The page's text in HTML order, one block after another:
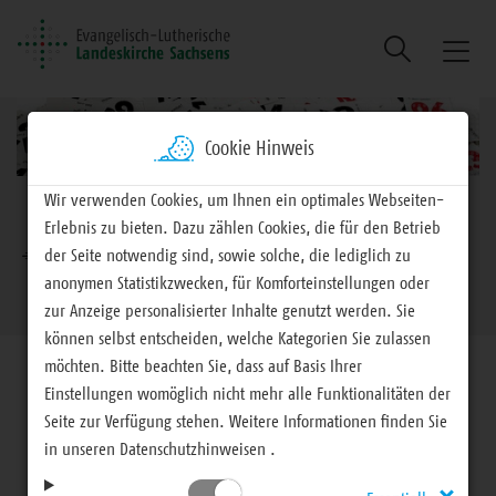
Suche
Brotkrumennavigation
EVLKS - engagiert Termine
Zielgruppen
Jugend
Zielgruppen
Cookie Hinweis
Wir verwenden Cookies, um Ihnen ein optimales Webseiten-
Erlebnis zu bieten. Dazu zählen Cookies, die für den Betrieb
der Seite notwendig sind, sowie solche, die lediglich zu
anonymen Statistikzwecken, für Komforteinstellungen oder
zur Anzeige personalisierter Inhalte genutzt werden. Sie
können selbst entscheiden, welche Kategorien Sie zulassen
möchten. Bitte beachten Sie, dass auf Basis Ihrer
Einstellungen womöglich nicht mehr alle Funktionalitäten der
Seite zur Verfügung stehen. Weitere Informationen finden Sie
in unseren Datenschutzhinweisen .